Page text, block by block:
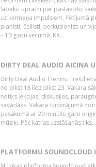
labāku izpratni par pastāvošo
uz ķermeņa impulsiem. Pētījumā
pianisti, čellisti, perkusionisti un
– 10 gadu vecumā. Kā...
DIRTY DEAL AUDIO AICINA
Dirty Deal Audio Treniņu
no plkst.18 līdz plkst 23. Vakara
notiks lekcijas, diskusijas,
savādāks. Vakara turpinājumā
pasākumā ar 20 minūšu garu
mūziķi. Pēc katras uzstāšanās tiks...
PLATFORMU SOUNDCLOUD